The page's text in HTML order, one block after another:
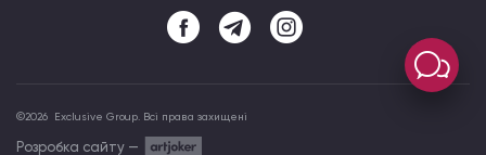
©2026 Exclusive Group. Всі права захищені
Розробка сайту —